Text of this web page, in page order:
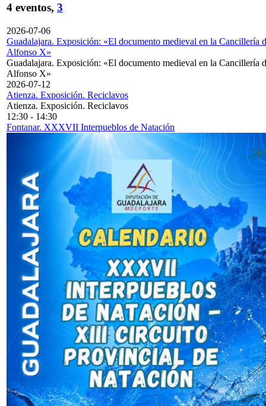
4 eventos, 3
2026-07-06
Guadalajara. Exposición: «El documento medieval en la Cancillería
Alfonso X»
Guadalajara. Exposición: «El documento medieval en la Cancillería
Alfonso X»
2026-07-12
Atienza. Exposición. Reciclavos
Atienza. Exposición. Reciclavos
12:30 - 14:30
Fontanar. XXXVII Interpueblos de Natación